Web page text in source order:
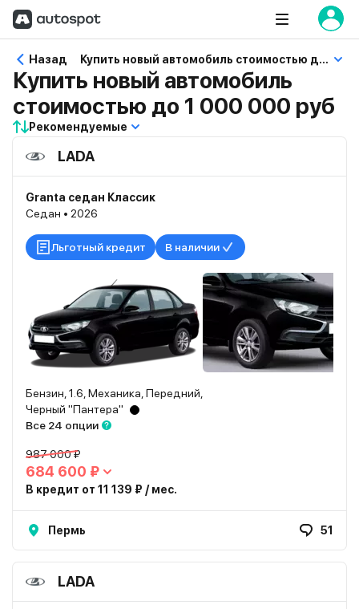
Назад Купить новый автомобиль стоимостью до 1 000 000 руб
Купить новый автомобиль
стоимостью до 1 000 000 руб
Рекомендуемые
LADA
Granta седан Классик
Седан • 2026
Льготный кредит В наличии
Бензин, 1.6, Механика, Передний,
Черный "Пантера"
Все 24 опции
987 000 ₽
684 600 ₽
В кредит от 11 139 ₽ / мес.
Пермь 51
LADA